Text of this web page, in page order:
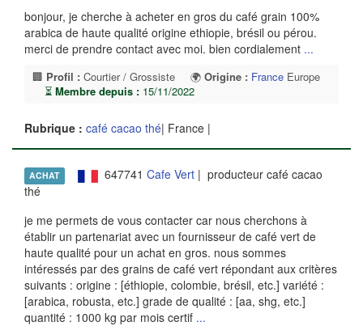
bonjour, je cherche à acheter en gros du café grain 100%
arabica de haute qualité origine ethiopie, brésil ou pérou.
merci de prendre contact avec moi. bien cordialement ...
🏢 Profil : Courtier / Grossiste 🌍 Origine : France Europe
⏳ Membre depuis : 15/11/2022
Rubrique : café cacao thé| France |
ACHAT 647741 Cafe Vert| producteur café cacao
thé
je me permets de vous contacter car nous cherchons à
établir un partenariat avec un fournisseur de café vert de
haute qualité pour un achat en gros. nous sommes
intéressés par des grains de café vert répondant aux critères
suivants : origine : [éthiopie, colombie, brésil, etc.] variété :
[arabica, robusta, etc.] grade de qualité : [aa, shg, etc.]
quantité : 1000 kg par mois certif ...